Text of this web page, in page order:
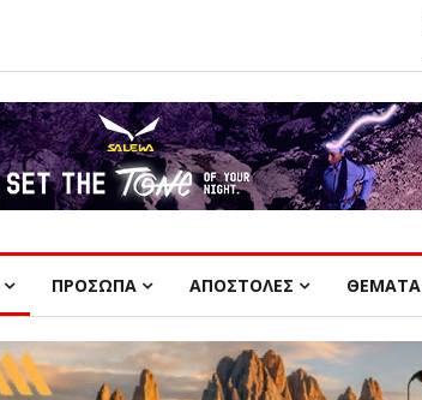
ΠΡΟΣΩΠΑ ΑΠΟΣΤΟΛΕΣ ΘΕΜΑΤΑ